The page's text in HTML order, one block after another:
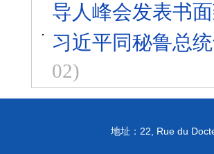
导人峰会发表书
习近平同秘鲁总
02)
地址： 22, Rue du